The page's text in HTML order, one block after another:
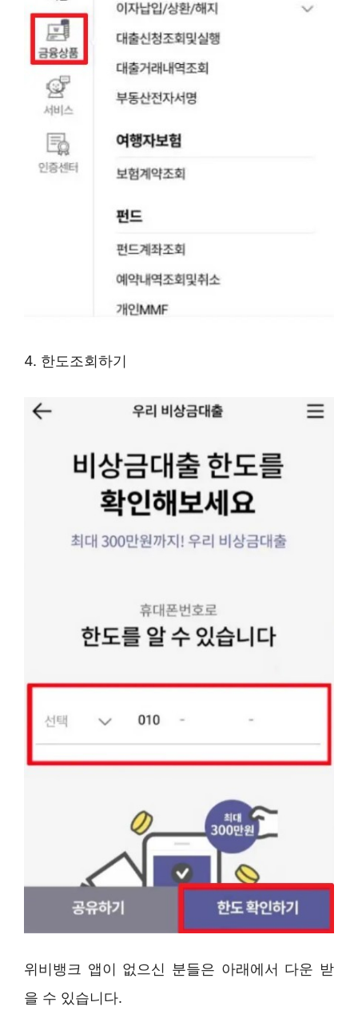
4. 한도조회하기
위비뱅크 앱이 없으신 분들은 아래에서 다운 받
을 수 있습니다.